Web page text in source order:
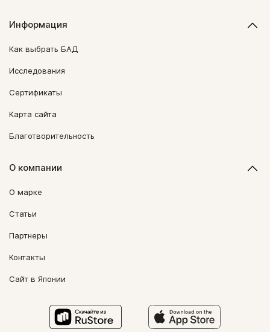
Информация
Как выбрать БАД
Исследования
Сертификаты
Карта сайта
Благотворительность
О компании
О марке
Статьи
Партнеры
Контакты
Сайт в Японии